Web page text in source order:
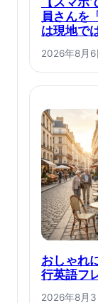
員さんを
は現地で
2026年8月6
おしゃれ
行英語フ
2026年8月3